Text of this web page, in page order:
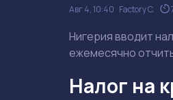
Авг 4, 10:40 Factory C.
Нигерия вводит
ежемесячно
Налог на